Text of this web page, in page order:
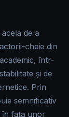
de a
cheie din
într-
și de
Prin
semnificativ
în fața unor